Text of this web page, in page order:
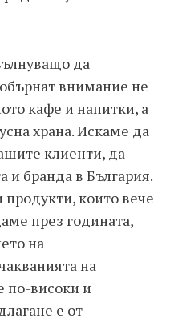
да
внимание не
кафе и напитки, а
храна. Искаме да
клиенти, да
и бранда в България.
които вече
през годината,
на
на
по-високи и
е от